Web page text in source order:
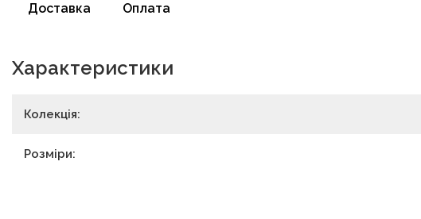
Доставка Оплата
Характеристики
Колекція:
Розміри: